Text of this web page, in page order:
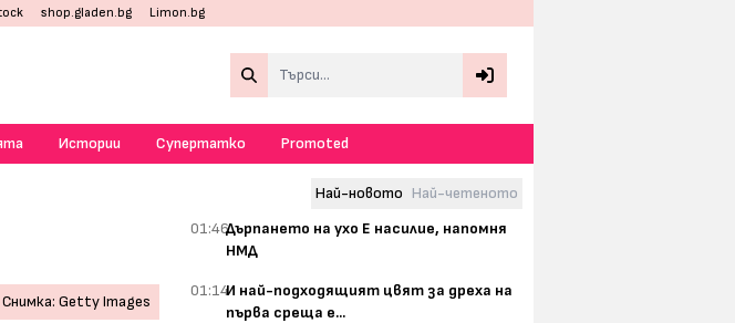
shop.gladen.bg Limon.bg
Истории Супертатко Promoted
Снимка: Getty Images
Най-новото Най-четеното
01:46Дърпането на ухо Е насилие, напомня
НМД
01:14И най-подходящият цвят за дреха на
първа среща е...